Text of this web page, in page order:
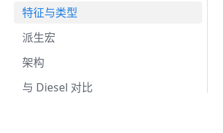
特征与类型
派生宏
架构
与 Diesel 对比